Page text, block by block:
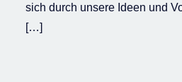
sich durch unsere Ideen und
[…]